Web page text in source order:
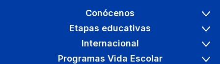
Conócenos
Etapas educativas
Internacional
Programas Vida Escolar